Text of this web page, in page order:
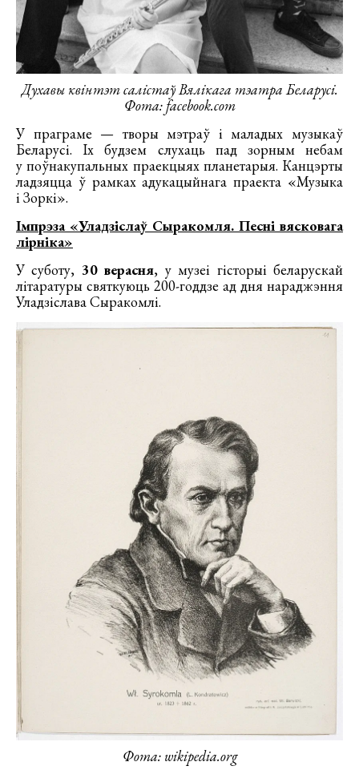
Духавы квінтэт салістаў Вялікага тэатра Беларусі.
Фота: facebook.com
У праграме — творы мэтраў і маладых музыкаў
Беларусі. Іх будзем слухаць пад зорным небам
у поўнакупальных праекцыях планетарыя. Канцэрты
ладзяцца ў рамках адукацыйнага праекта «Музыка
і Зоркі».
Імпрэза «Уладзіслаў Сыракомля. Песні вясковага
лірніка»
У суботу, 30 верасня, у музеі гісторыі беларускай
літаратуры святкуюць 200-годдзе ад дня нараджэння
Уладзіслава Сыракомлі.
Фота: wikipedia.org